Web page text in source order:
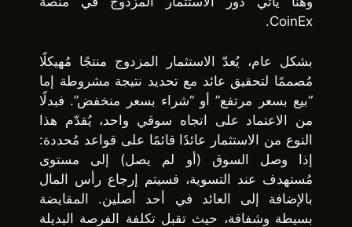
CoinEx.
بشكل عام، يُعدّ الاستثمار المزدوج منتجًا مُهيكلًا
مُصممًا لتحقيق عائد مع تحديد نتيجة مشروطة إما
“بيع بسعر مرتفع” أو “شراء بسعر منخفض”. فبدلًا
من الاعتماد على اتجاه سوقي واحد، يُقدّم هذا
النوع من الاستثمار عائدًا قائمًا على قواعد مُحددة:
إذا وصل السوق (أو لم يصل) إلى مستوى
مُستهدف عند التسوية، فسيتم إرجاع رأس المال
بالإضافة إلى العائد في أحد أصلين. المقايضة
بسيطة وشفافة، حيث تقبل تكلفة الفرصة البديلة